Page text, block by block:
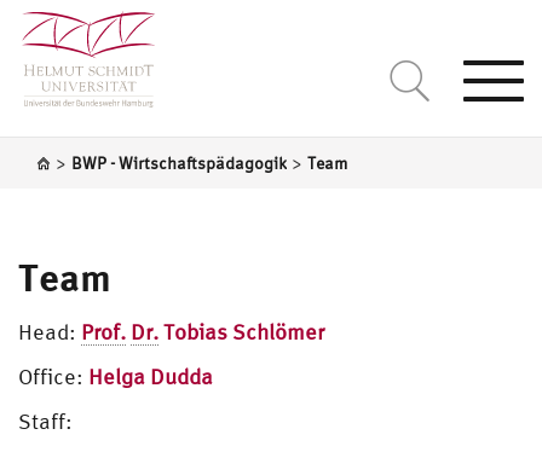
> BWP - Wirtschaftspädagogik > Team
Team
Head: Prof. Dr.Tobias Schlömer
Office: Helga Dudda
Staff: